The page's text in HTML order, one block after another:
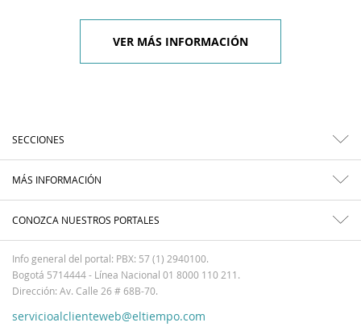
VER MÁS INFORMACIÓN
SECCIONES
MÁS INFORMACIÓN
CONOZCA NUESTROS PORTALES
Info general del portal: PBX: 57 (1) 2940100.
Bogotá 5714444 - Línea Nacional 01 8000 110 211.
Dirección: Av. Calle 26 # 68B-70.
servicioalclienteweb@eltiempo.com